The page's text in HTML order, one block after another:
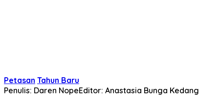
Petasan Tahun Baru
Penulis: Daren NopeEditor: Anastasia Bunga Kedang